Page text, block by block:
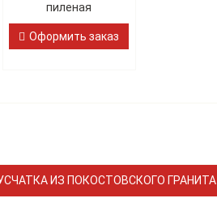
пиленая
Оформить заказ
ИЗ ПОКОСТОВСКОГО ГРАНИТА